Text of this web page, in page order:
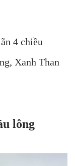
4 chiều
Xanh Than
lông